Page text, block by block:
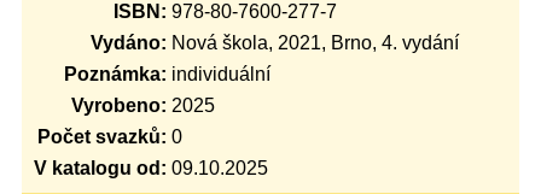
ISBN: 978-80-7600-277-7
Vydáno: Nová škola, 2021, Brno, 4. vydání
Poznámka: individuální
Vyrobeno: 2025
Počet svazků: 0
V katalogu od: 09.10.2025